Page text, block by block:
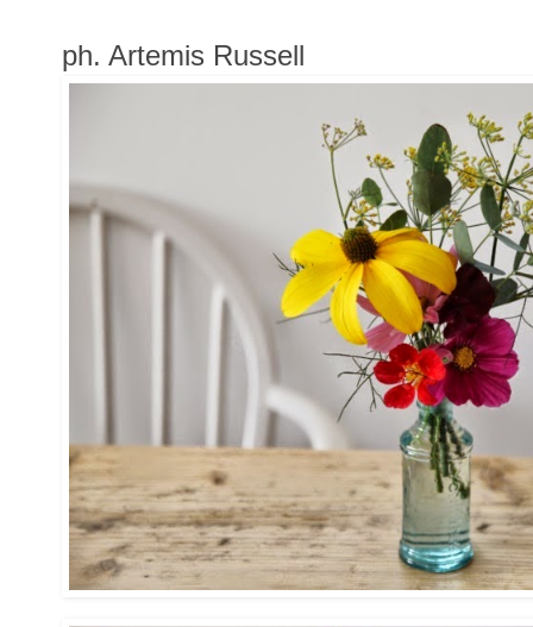
ph. Artemis Russell